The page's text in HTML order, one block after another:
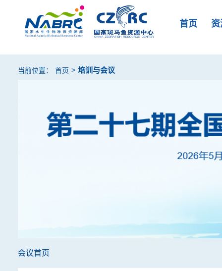
首页
当前位置： 首页 > 培训与会议
会议首页